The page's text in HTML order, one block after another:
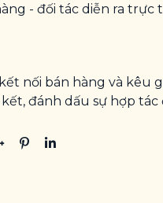
- đối tác diễn ra
nối bán hàng và kêu
đánh dấu sự hợp